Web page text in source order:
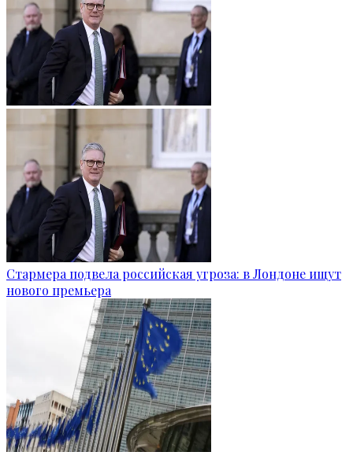
Стармера подвела российская угроза: в Лондоне ищут
нового премьера